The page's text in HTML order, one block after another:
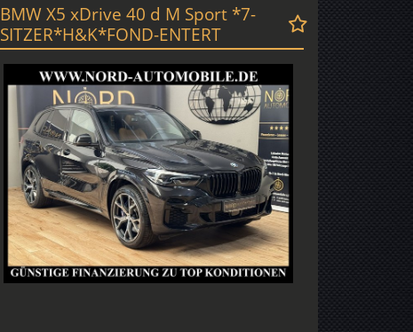
BMW X5 xDrive 40 d M Sport *7-
SITZER*H&K*FOND-ENTERT